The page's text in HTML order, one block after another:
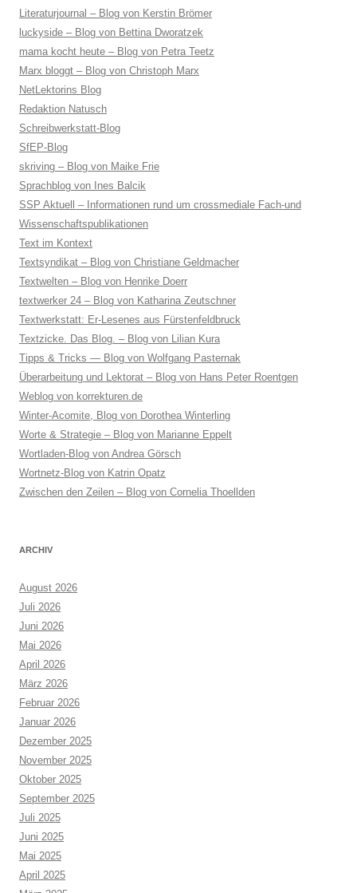
Literaturjournal – Blog von Kerstin Brömer
luckyside – Blog von Bettina Dworatzek
mama kocht heute – Blog von Petra Teetz
Marx bloggt – Blog von Christoph Marx
NetLektorins Blog
Redaktion Natusch
Schreibwerkstatt-Blog
SfEP-Blog
skriving – Blog von Maike Frie
Sprachblog von Ines Balcik
SSP Aktuell – Informationen rund um crossmediale Fach-und
Wissenschaftspublikationen
Text im Kontext
Textsyndikat – Blog von Christiane Geldmacher
Textwelten – Blog von Henrike Doerr
textwerker 24 – Blog von Katharina Zeutschner
Textwerkstatt: Er-Lesenes aus Fürstenfeldbruck
Textzicke. Das Blog. – Blog von Lilian Kura
Tipps & Tricks — Blog von Wolfgang Pasternak
Überarbeitung und Lektorat – Blog von Hans Peter Roentgen
Weblog von korrekturen.de
Winter-Acomite, Blog von Dorothea Winterling
Worte & Strategie – Blog von Marianne Eppelt
Wortladen-Blog von Andrea Görsch
Wortnetz-Blog von Katrin Opatz
Zwischen den Zeilen – Blog von Cornelia Thoellden
ARCHIV
August 2026
Juli 2026
Juni 2026
Mai 2026
April 2026
März 2026
Februar 2026
Januar 2026
Dezember 2025
November 2025
Oktober 2025
September 2025
Juli 2025
Juni 2025
Mai 2025
April 2025